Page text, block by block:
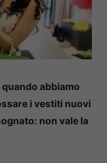
abbiamo
i vestiti nuovi
non vale la